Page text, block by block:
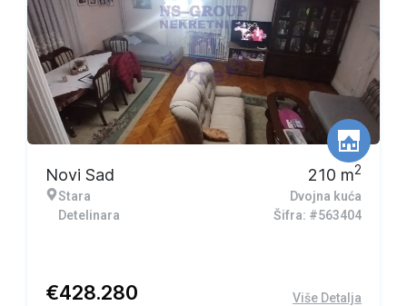
Novi Sad
Stara
Detelinara
210 m2
Dvojna kuća
Šifra: #563404
€428.280 Više Detalja